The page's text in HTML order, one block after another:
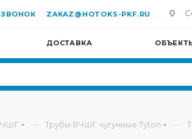
ZAKAZ@HOTOKS-PKF.RU
ДОСТАВКА
— Трубы ВЧШГ чугунные Tyton —